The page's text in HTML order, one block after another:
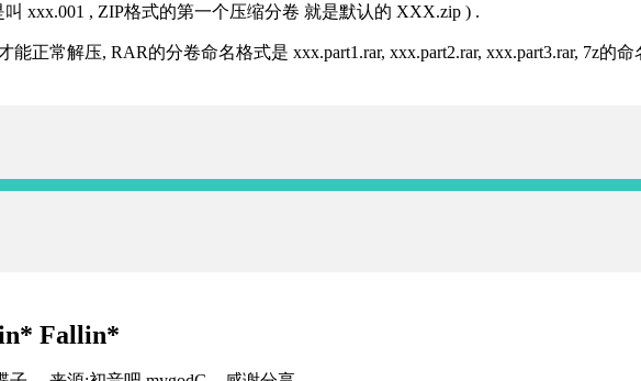
xxx.001 , ZIP格式的第一个压缩分卷 就是默认的 XXX.zip ) .
常解压, RAR的分卷命名格式是 xxx.part1.rar, xxx.part2.rar, xxx.part3.rar, 7z的命
Fallin*